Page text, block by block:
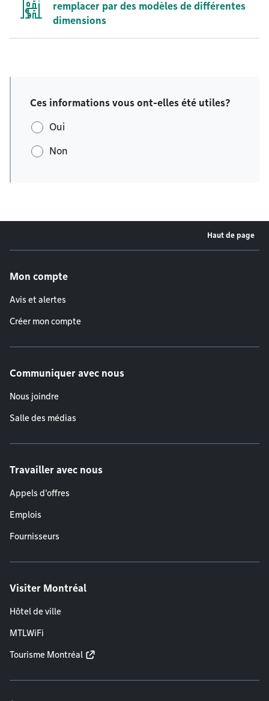
remplacer par des modèles de différentes
dimensions
Ces informations vous ont-elles été utiles?
Oui
Non
Haut de page
Mon compte
Avis et alertes
Créer mon compte
Communiquer avec nous
Nous joindre
Salle des médias
Travailler avec nous
Appels d'offres
Emplois
Fournisseurs
Visiter Montréal
Hôtel de ville
MTLWiFi
Tourisme Montréal